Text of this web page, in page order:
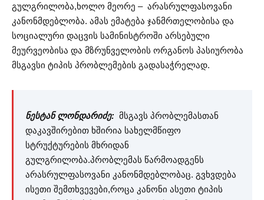
გულგრილობა,ხოლო მეორე – არასრულფასოვანი
კანონმდებლობა. ამას ემატება ჯანმრთელობისა და
სოციალური დაცვის სამინისტროში არსებული
მეურვეობისა და მზრუნველობის ორგანოს პასიურობა
მსგავსი ტიპის პრობლემების გადასაჭრელად.
ნესტან ლონდარიძე: მსგავს პრობლემასთან
დაკავშირებით ხშირია სახელმწიფო
სტრუქტურების მხრიდან
გულგრილობა.პრობლემას წარმოადგენს
არასრულფასოვანი კანონმდებლობაც. გვხვდება
ისეთი შემთხვევები,როცა კანონი ასეთი ტიპის